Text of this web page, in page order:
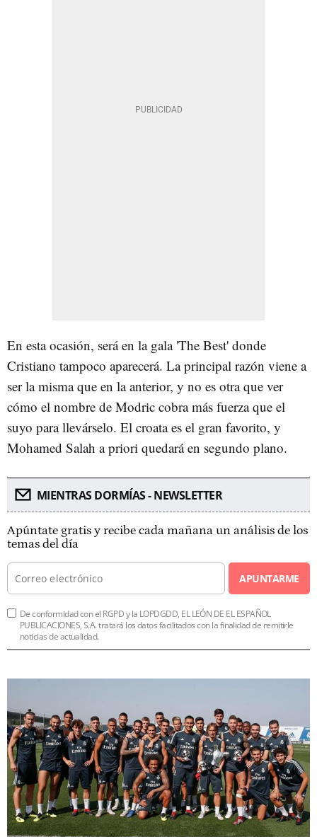
En esta ocasión, será en la gala 'The Best' donde
Cristiano tampoco aparecerá. La principal razón viene a
ser la misma que en la anterior, y no es otra que ver
cómo el nombre de Modric cobra más fuerza que el
suyo para llevárselo. El croata es el gran favorito, y
Mohamed Salah a priori quedará en segundo plano.
MIENTRAS DORMÍAS - NEWSLETTER
Apúntate gratis y recibe cada mañana un análisis de los
temas del día
APUNTARME
De conformidad con el RGPD y la LOPDGDD, EL LEÓN DE EL ESPAÑOL
PUBLICACIONES, S.A. tratará los datos facilitados con la finalidad de remitirle
noticias de actualidad.